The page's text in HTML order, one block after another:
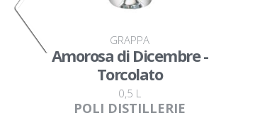
GRAPPA
Amorosa di Dicembre -
Torcolato
0,5 L
POLI DISTILLERIE